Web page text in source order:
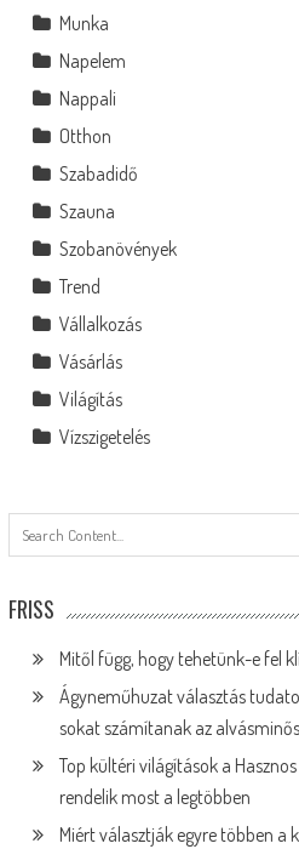
Munka
Napelem
Nappali
Otthon
Szabadidő
Szauna
Szobanövények
Trend
Vállalkozás
Vásárlás
Világítás
Vízszigetelés
FRISS
Mitől függ, hogy tehetünk-e fel
Ágyneműhuzat választás
sokat számítanak az
Top kültéri világítások a
rendelik most a legtöbben
Miért választják egyre többen a